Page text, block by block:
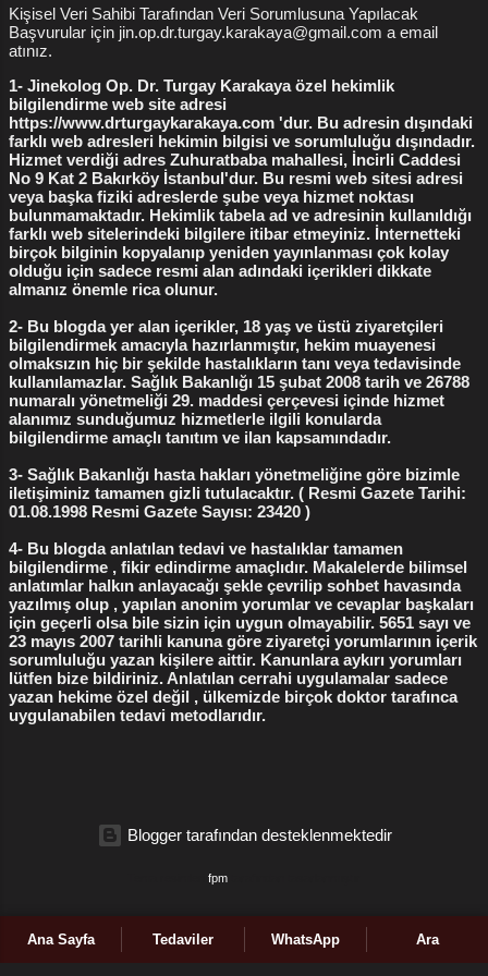
Ana Sayfa Tedaviler WhatsApp Ara
kızlık zarı bozulması 3 kızlık zarı dikimi yorumları 3
labioplasti
3 labioplasti ameliyatı
labioplasti fiyatları 3 lazerle vajina daraltma 3
vajina daraltma 3 vajina daraltma fiyatları
3
Genital Estetik
2 kürtaj nasıl yapılır 2
vakum kürtaj 2 çift kat flep yöntemi
2
Bakırköy Kızlık Zarı Dikimi 1 Bakırköy Labioplasti 1
Dikişsiz Labioplasti 1 Himenoplasti 1 Kalıcı Flep 1
Kızlık zarı bozulduktan sonra
Kızlık zarı bozulması nasıl olur 1
Kızlık zarı dikimi ne kadar
1 Kızlık zarı kanaması 1
Radyofrekans Labioplasti
1 adet düzensizliği 1
adet düzensizliği tedavisi 1
bozulmuş kızlık zarı görünümü 1
cerrahi vajina daraltma 1 devlet hastanesinde kürtaj
doğum yırtıkları 1 doğum yırtıkları ameliyatı 1
dudak küçültme ameliyatı 1 gebelik sonlandırma 1
gebelik testleri
1 genital dudak ameliyatı 1
genital siğil tedavisi 1
geçici kızlık zarı dikimi ne kadar işe yarar 1
hamilelik belirtileri
jinekolojik muayene nedir 1
kalıcı kızlık zarı dikimi yaptıranların yorumları
kürtaj fiyatları 2017
1 kürtaj fiyatları 2023
Kişisel Veri Sahibi Tarafından Veri Sorumlusuna Yapılacak
Başvurular için jin.op.dr.turgay.karakaya@gmail.com a email
atınız.
1- Jinekolog Op. Dr. Turgay Karakaya özel hekimlik
bilgilendirme web site adresi
https://www.drturgaykarakaya.com 'dur. Bu adresin dışındaki
farklı web adresleri hekimin bilgisi ve sorumluluğu dışındadır.
Hizmet verdiği adres Zuhuratbaba mahallesi, İncirli Caddesi
No 9 Kat 2 Bakırköy İstanbul'dur. Bu resmi web sitesi adresi
veya başka fiziki adreslerde şube veya hizmet noktası
bulunmamaktadır. Hekimlik tabela ad ve adresinin kullanıldığı
farklı web sitelerindeki bilgilere itibar etmeyiniz. İnternetteki
birçok bilginin kopyalanıp yeniden yayınlanması çok kolay
olduğu için sadece resmi alan adındaki içerikleri dikkate
almanız önemle rica olunur.
2- Bu blogda yer alan içerikler, 18 yaş ve üstü ziyaretçileri
bilgilendirmek amacıyla hazırlanmıştır, hekim muayenesi
olmaksızın hiç bir şekilde hastalıkların tanı veya tedavisinde
kullanılamazlar. Sağlık Bakanlığı 15 şubat 2008 tarih ve 26788
numaralı yönetmeliği 29. maddesi çerçevesi içinde hizmet
alanımız sunduğumuz hizmetlerle ilgili konularda
bilgilendirme amaçlı tanıtım ve ilan kapsamındadır.
3- Sağlık Bakanlığı hasta hakları yönetmeliğine göre bizimle
iletişiminiz tamamen gizli tutulacaktır. ( Resmi Gazete Tarihi:
01.08.1998 Resmi Gazete Sayısı: 23420 )
4- Bu blogda anlatılan tedavi ve hastalıklar tamamen
bilgilendirme , fikir edindirme amaçlıdır. Makalelerde bilimsel
anlatımlar halkın anlayacağı şekle çevrilip sohbet havasında
yazılmış olup , yapılan anonim yorumlar ve cevaplar başkaları
için geçerli olsa bile sizin için uygun olmayabilir. 5651 sayı ve
23 mayıs 2007 tarihli kanuna göre ziyaretçi yorumlarının içerik
sorumluluğu yazan kişilere aittir. Kanunlara aykırı yorumları
lütfen bize bildiriniz. Anlatılan cerrahi uygulamalar sadece
yazan hekime özel değil , ülkemizde birçok doktor tarafınca
uygulanabilen tedavi metodlarıdır.
Blogger tarafından desteklenmektedir
fpm